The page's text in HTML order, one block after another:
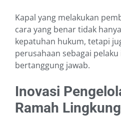
Kapal yang melakukan
cara yang benar tidak
kepatuhan hukum, tetapi
perusahaan sebagai
bertanggung jawab.
Inovasi
Ramah